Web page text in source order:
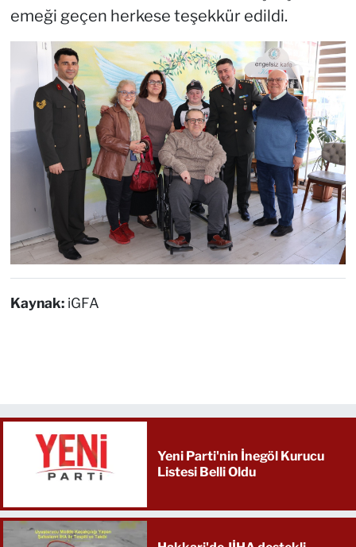
emeği geçen herkese teşekkür edildi.
Kaynak: iGFA
Yeni Parti'nin İnegöl Kurucu
Listesi Belli Oldu